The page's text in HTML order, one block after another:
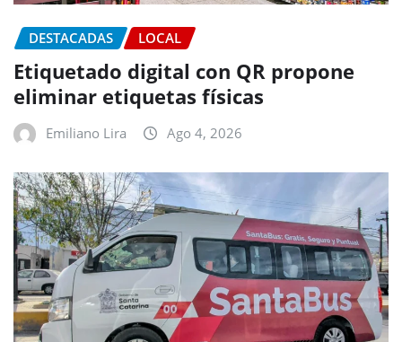
DESTACADAS LOCAL
Etiquetado digital con QR propone
eliminar etiquetas físicas
Emiliano Lira Ago 4, 2026